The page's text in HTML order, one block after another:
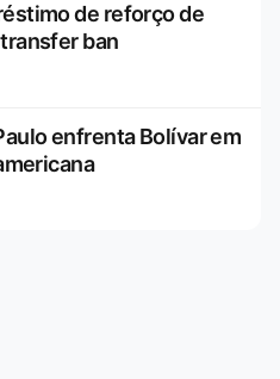
de reforço de
ban
enfrenta Bolívar em